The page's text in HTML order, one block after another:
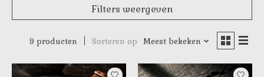
Filters weergeven
9 producten Sorteren op Meest bekeken